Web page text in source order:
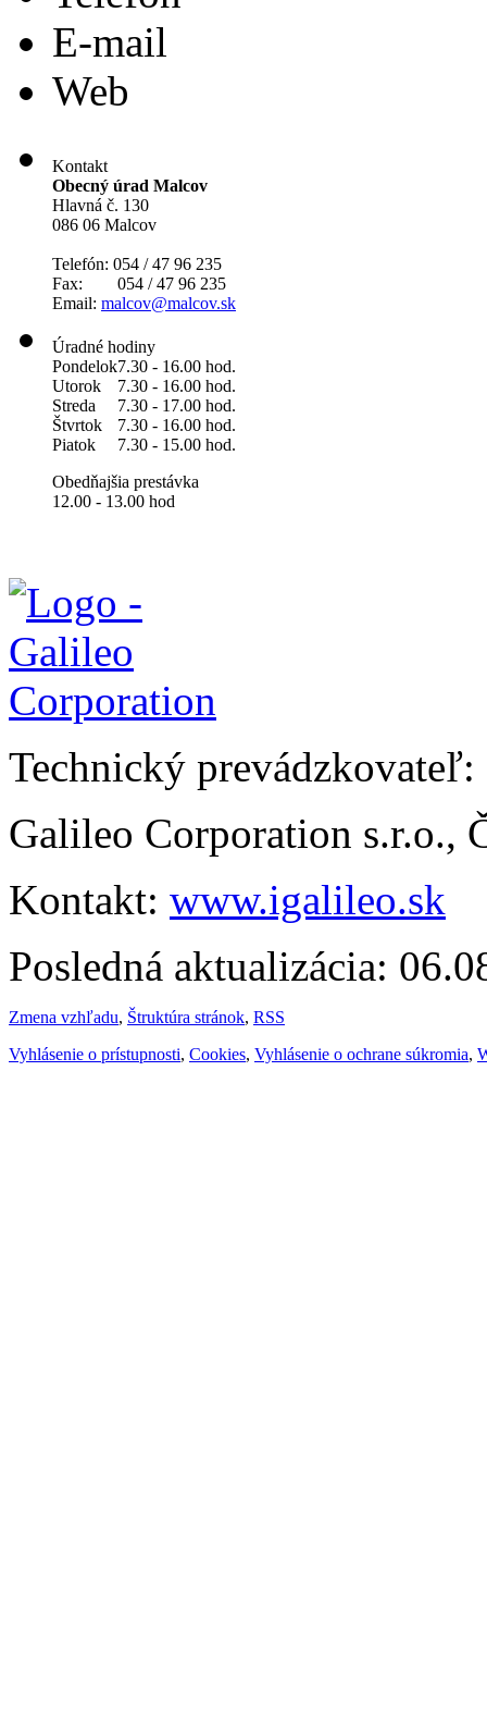
E-mail
Web
Kontakt
Obecný úrad Malcov
Hlavná č. 130
086 06 Malcov
Telefón: 054 / 47 96 235
Fax: 054 / 47 96 235
Email: malcov@malcov.sk
Úradné hodiny
Pondelok7.30 - 16.00 hod.
Utorok
7.30 - 16.00 hod.
Streda
7.30 - 17.00 hod.
Štvrtok
7.30 - 16.00 hod.
Piatok
7.30 - 15.00 hod.
Obedňajšia prestávka
12.00 - 13.00 hod
Technický prevádzkovateľ:
Galileo Corporation s.r.o.,
Kontakt: www.igalileo.sk
Posledná aktualizácia:
Zmena vzhľadu, Štruktúra stránok, RSS
Vyhlásenie o prístupnosti, Cookies, Vyhlásenie o ochrane súkromia,